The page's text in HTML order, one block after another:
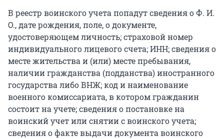
В реестр воинского учета попадут сведения о Ф. И.
О., дате рождения, поле, о документе,
удостоверяющем личность; страховой номер
индивидуального лицевого счета; ИНН; сведения о
месте жительства и (или) месте пребывания,
наличии гражданства (подданства) иностранного
государства либо ВНЖ; код и наименование
военного комиссариата, в котором гражданин
состоит на учете; сведения о постановке на
воинский учет или снятии с воинского учета;
сведения о факте выдачи документа воинского